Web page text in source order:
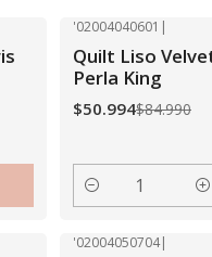
'02004040601 |
Quilt Liso
Perla King
$50.994$84.990
Cantidad
'02004050704|